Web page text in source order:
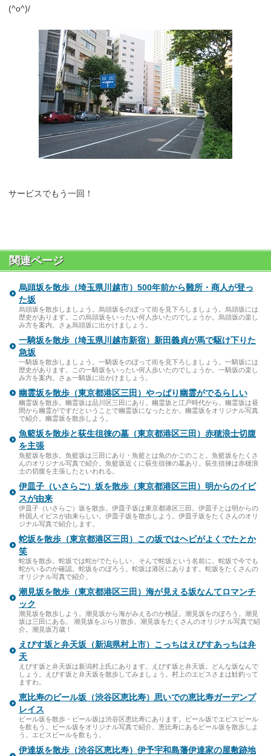
(^o^)/
サービスでもう一回！
関連ページ
烏頭坂を散歩（埼玉県川越市）500年前から難所・商人が登っ
た坂
烏頭坂を散歩しましょう。烏頭坂をのぼって街を見下ろしましょう。烏頭坂には
歴史があります。この烏頭坂をいったい何人歩いたのでしょうか。烏頭坂の楽し
み方を案内。さぁ烏頭坂に出かけましょう。
一騎坂を散歩（埼玉県川越市新宿）新田義貞が馬で駆け下りた
急坂
一騎坂を散歩しましょう。一騎坂をのぼって街を見下ろしましょう。一騎坂には
歴史があります。この一騎坂をいったい何人歩いたのでしょうか。一騎坂の楽し
み方を案内。さぁ一騎坂に出かけましょう。
幽霊坂を散歩（東京都港区三田）やっぱり幽霊がでるらしい
幽霊坂を散歩。幽霊坂は品川区三田にあり。幽霊坂と江戸時代から。幽霊坂は昼
間から幽霊がですだということで幽霊坂になったとか。幽霊坂をオリジナル写真
で紹介。幽霊坂を散歩しよう。
魚籃坂を散歩と荻生徂徠の墓（東京都港区三田）赤穂浪士切腹
を主張
魚籃坂を散歩。魚籃坂は三田にあり・魚籃とは魚のかごのこと。魚籃坂をたくさ
んのオリジナル写真で紹介。魚籃坂近くに荻生徂徠の墓あり。荻生徂徠は赤穂浪
士の切腹を主張したといわれる。
伊皿子（いさらご）坂を散歩（東京都港区三田）明からのイビ
スが由来
伊皿子（いさらご）坂を散歩。伊皿子坂は東京都港区三田。伊皿子とは明からの
外国人イビスが由来らしい。伊皿子坂を散歩しよう。伊皿子坂をたくさんのオリ
ジナル写真で紹介します。
蛇坂を散歩（東京都港区三田）この坂ではヘビがよくでたとか
笑
蛇坂を散歩。蛇坂では蛇がでたらしい、そんで蛇坂という名前に。蛇坂で今でも
蛇がいるのか確認。蛇坂をのぼろう。蛇坂は港区にあります。蛇坂をたくさんの
オリジナル写真で紹介。
潮見坂を散歩（東京都港区三田）海が見える坂なんてロマンチ
ック
潮見坂を散歩しよう。潮見坂から海がみえるのか検証。潮見坂をのぼろう。潮見
坂は三田にある。 潮見坂をぶらり散歩。潮見坂をたくさんのオリジナル写真で紹
介。潮見坂万歳！
えびす坂と弁天坂（新潟県村上市）こっちはえびすあっちは弁
天
えびす坂と弁天坂は新潟村上氏にあります。えびす坂と弁天坂。どんな坂なんで
しょう。えびす坂と弁天坂を散歩してみましょう。村上のエビスさまは鮭釣って
ますわ。
恵比寿のビール坂（渋谷区恵比寿）思いでの恵比寿ガーデンプ
レイス
ビール坂を散歩・ビール坂は渋谷区恵比寿にあります。ビール坂でエビスビール
を飲もう。ビール坂をオリジナル写真で紹介。恵比寿にあるビール坂を散歩しよ
う。エビスビールを飲もう。
伊達坂を散歩（渋谷区恵比寿）伊予宇和島藩伊達家の屋敷跡地